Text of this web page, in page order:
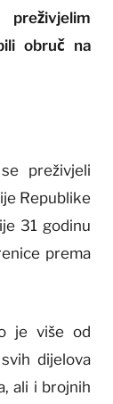
obruč na
preživjeli
Republike
31 godinu
prema
je više od
dijelova
ali i brojnih